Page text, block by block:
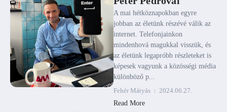
A mai hétköznapokban egyre
jobban az életünk részévé válik az
internet. Telefonjainkon
mindenhová magukkal visszük, és
az életünk legapróbb részleteket is
képesek vagyunk a közösségi média
különböző p...
Fehér Mátyás
2024.06.27.
Read More